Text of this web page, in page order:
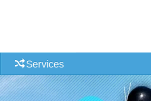
Services